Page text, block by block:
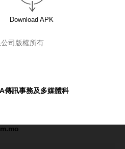
Download APK
司版權所有
傳訊事務及多媒體科